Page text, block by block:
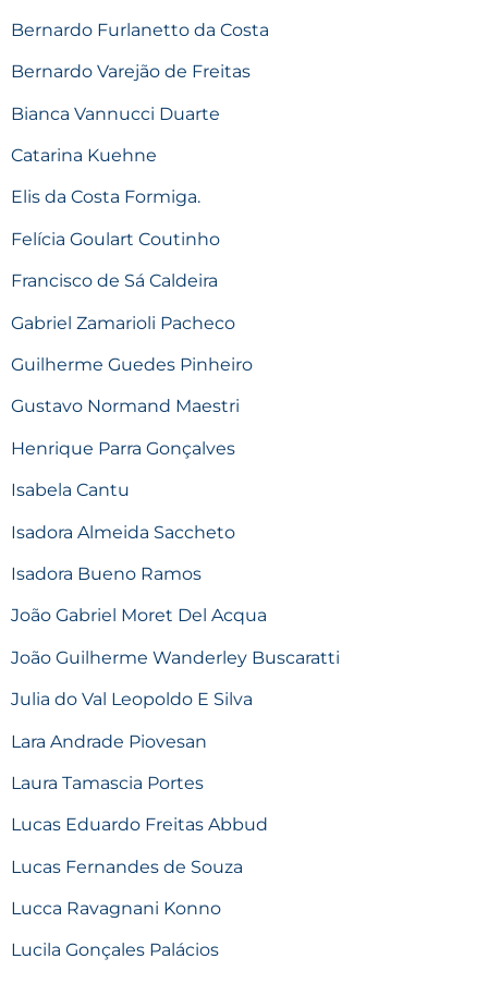
Bernardo Furlanetto da Costa
Bernardo Varejão de Freitas
Bianca Vannucci Duarte
Catarina Kuehne
Elis da Costa Formiga.
Felícia Goulart Coutinho
Francisco de Sá Caldeira
Gabriel Zamarioli Pacheco
Guilherme Guedes Pinheiro
Gustavo Normand Maestri
Henrique Parra Gonçalves
Isabela Cantu
Isadora Almeida Saccheto
Isadora Bueno Ramos
João Gabriel Moret Del Acqua
João Guilherme Wanderley Buscaratti
Julia do Val Leopoldo E Silva
Lara Andrade Piovesan
Laura Tamascia Portes
Lucas Eduardo Freitas Abbud
Lucas Fernandes de Souza
Lucca Ravagnani Konno
Lucila Gonçales Palácios